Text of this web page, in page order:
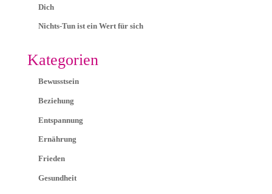
Dich
Nichts-Tun ist ein Wert für sich
Kategorien
Bewusstsein
Beziehung
Entspannung
Ernährung
Frieden
Gesundheit